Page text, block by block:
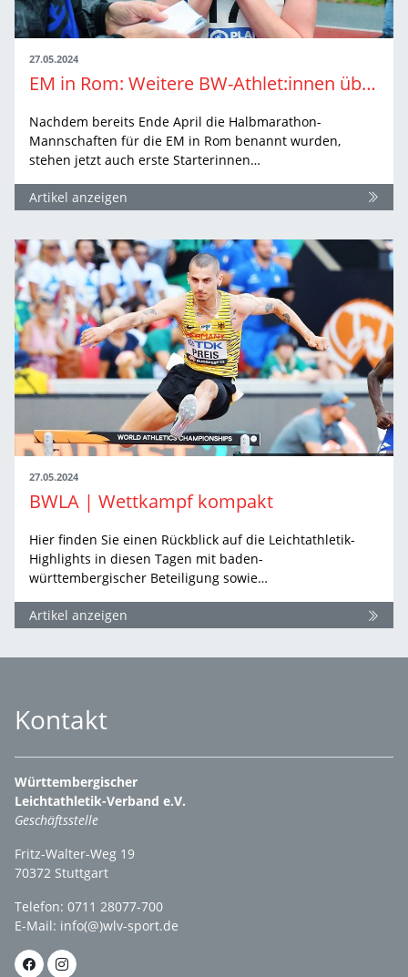
27.05.2024
EM in Rom: Weitere BW-Athlet:innen über 10.000 Meter und im Zehnkampf nominiert
Nachdem bereits Ende April die Halbmarathon-
Mannschaften für die EM in Rom benannt wurden,
stehen jetzt auch erste Starterinnen…
Artikel anzeigen
27.05.2024
BWLA | Wettkampf kompakt
Hier finden Sie einen Rückblick auf die Leichtathletik-
Highlights in diesen Tagen mit baden-
württembergischer Beteiligung sowie…
Artikel anzeigen
Kontakt
Württembergischer
Leichtathletik-Verband e.V.
Geschäftsstelle
Fritz-Walter-Weg 19
70372 Stuttgart
Telefon: 0711 28077-700
E-Mail: info(@)wlv-sport.de